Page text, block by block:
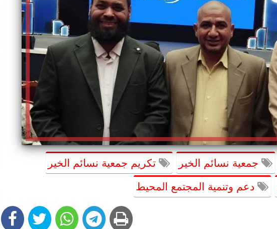
جمعية نسائم الخير تكريم جمعية نسائم الخير
دعم وتنمية المجتمع المحيط